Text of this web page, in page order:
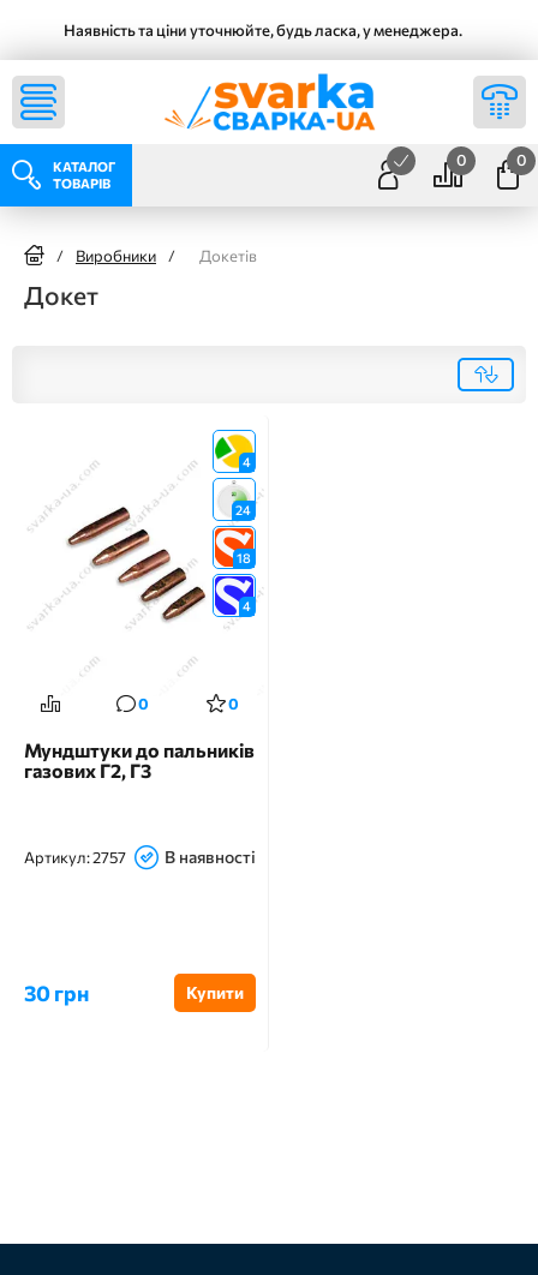
Наявність та ціни уточнюйте, будь ласка, у менеджера.
КАТАЛОГ
ТОВАРІВ
0 0
/ Виробники / Докетів
Докет
4
24
18
4
0 0
Мундштуки до пальників
газових Г2, Г3
Артикул:2757 В наявності
30 грн Купити